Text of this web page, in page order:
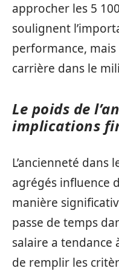
approcher les 5
soulignent
performance,
carrière dans le
Le poids de
implications
L’ancienneté dans
agrégés influence
manière
passe de temps
salaire a tendance
de remplir les